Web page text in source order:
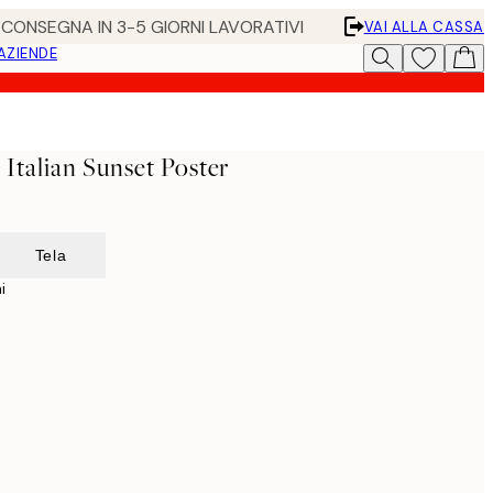
IN 3-5 GIORNI LAVORATIVI
VAI ALLA CASSA
Sunset Poster
Tela